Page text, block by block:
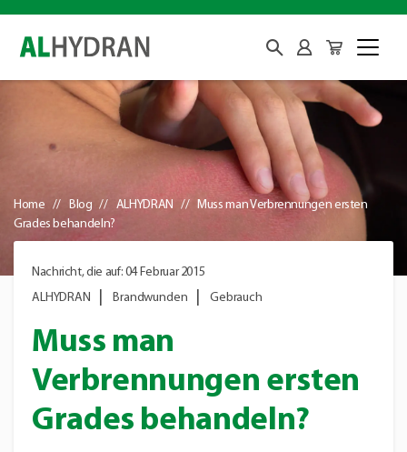
Home Blog ALHYDRAN
Muss man Verbrennungen ersten
Grades behandeln?
Nachricht, die auf: 04 Februar 2015
ALHYDRAN
Brandwunden Gebrauch
Muss man
Verbrennungen ersten
Grades behandeln?